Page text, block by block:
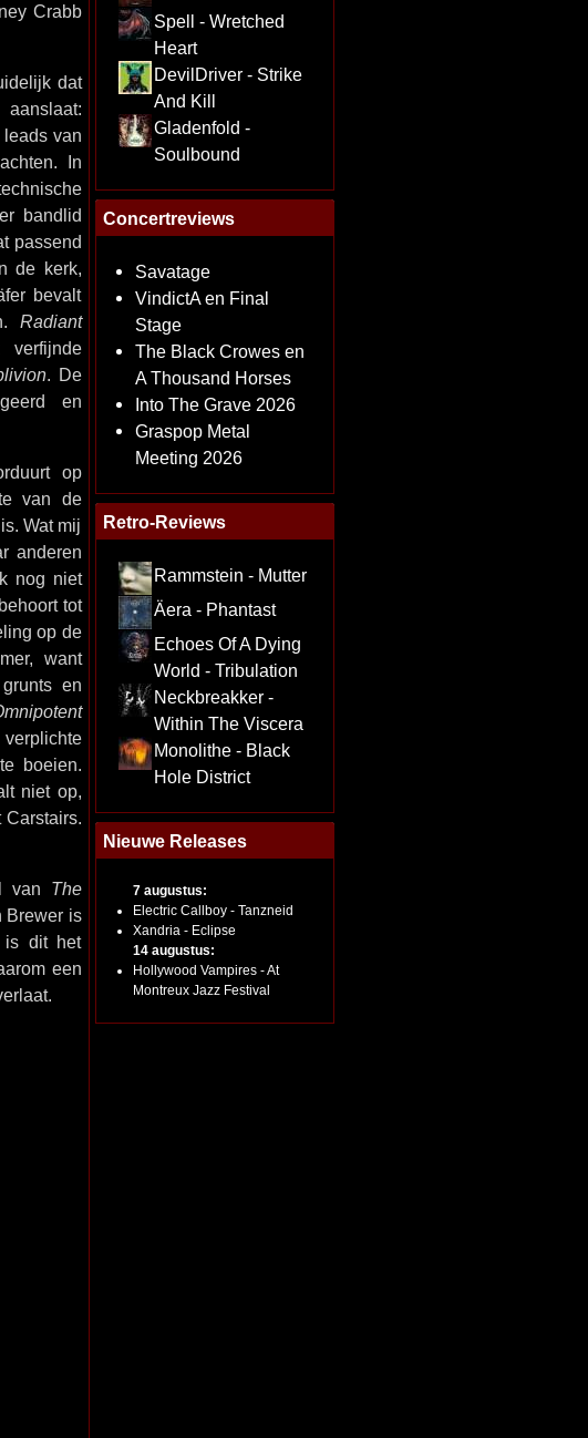
Crabb
dat
leads van
In
bandlid
passend
de kerk,
bevalt
Radiant
. De
en
op
van de
Wat mij
anderen
nog niet
tot
op de
want
en
boeien.
niet op,
van The
Brewer is
is dit het
een
Spell - Wretched
Heart
DevilDriver - Strike
And Kill
Gladenfold -
Soulbound
Concertreviews
Savatage
VindictA en Final
Stage
The Black Crowes en
A Thousand Horses
Into The Grave 2026
Graspop Metal
Meeting 2026
Retro-Reviews
Rammstein - Mutter
Äera - Phantast
Echoes Of A Dying
World - Tribulation
Neckbreakker -
Within The Viscera
Monolithe - Black
Hole District
Nieuwe Releases
7 augustus:
Electric Callboy - Tanzneid
Xandria - Eclipse
14 augustus:
Hollywood Vampires - At
Montreux Jazz Festival